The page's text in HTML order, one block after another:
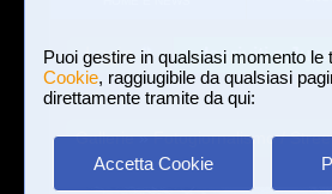
Puoi gestire in qualsiasi momento
Cookie, raggiugibile da qualsiasi
direttamente tramite da qui:
Accetta Cookie
Login Iscriviti a
Gallerie»Fotogiornalismo /